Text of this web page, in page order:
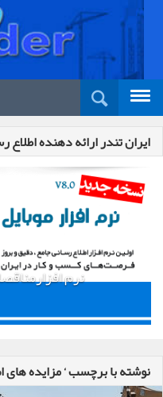
ایران تندر ارائه دهنده
نرم
نوشته با برچسب ‘ مزایده های